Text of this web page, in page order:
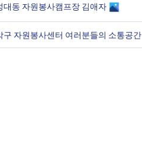
대동 자원봉사캠프장 김애자
구 자원봉사센터 여러분들의 소통공간